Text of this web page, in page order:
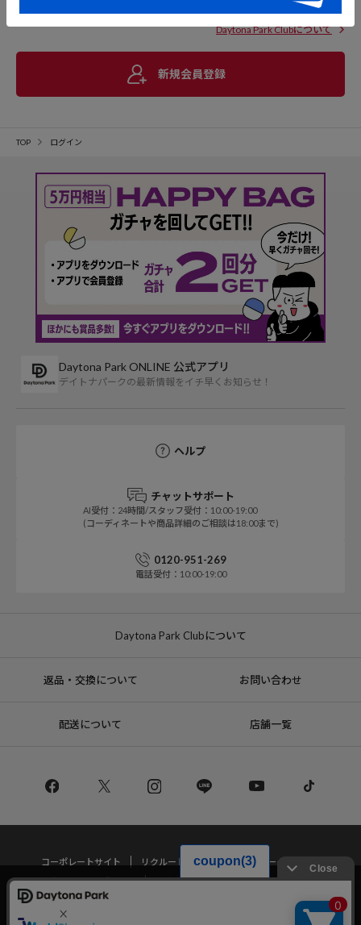
Daytona Park Clubについて
新規会員登録
TOP ログイン
Daytona Park ONLINE 公式アプリ
デイトナパークの最新情報をイチ早くお知らせ！
ヘルプ
チャットサポート
AI受付：24時間/スタッフ受付：10:00-19:00
(コーディネートや商品詳細のご相談は18:00まで)
0120-951-269
電話受付：10:00-19:00
Daytona Park Clubについて
返品・交換について お問い合わせ
配送について 店舗一覧
コーポレートサイト リクルート
サステナブルマークについて
プライバシーポリシー
特定商取引法・古物営業法に基づく表記
当サイトでは利用体験の向上およびコンテンツの最適な提供、トラフィック
の分析を目的としてCookieを使用しています。